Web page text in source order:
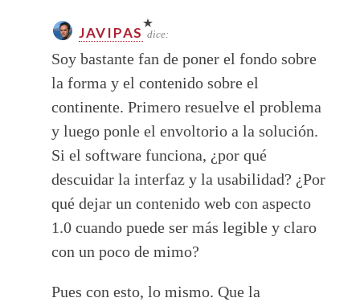
JAVIPAS dice:
Soy bastante fan de poner el fondo sobre
la forma y el contenido sobre el
continente. Primero resuelve el problema
y luego ponle el envoltorio a la solución.
Si el software funciona, ¿por qué
descuidar la interfaz y la usabilidad? ¿Por
qué dejar un contenido web con aspecto
1.0 cuando puede ser más legible y claro
con un poco de mimo?
Pues con esto, lo mismo. Que la